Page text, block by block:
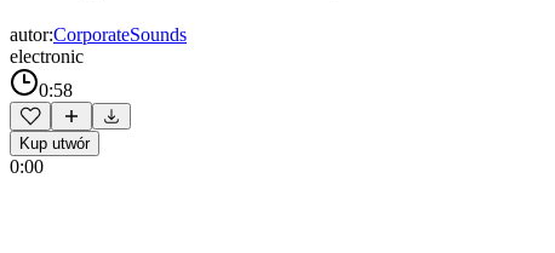
autor:CorporateSounds
electronic
0:58
Kup utwór
0:00